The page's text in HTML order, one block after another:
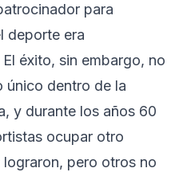
para
deporte era
éxito, sin embargo, no
único dentro de la
y durante los años 60
ocupar otro
pero otros no